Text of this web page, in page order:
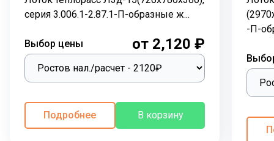
трубопроводы или другие коммуникации внутри
открытого плитой лотка защищены с трех сторон. Для
формирования герметичных каналов, которые не
только препятствуют проникновению влаги, но и
помогают удерживать природный термоизолятор –
воздух, лотки закрываются плитами перекрытия.
Наименование
серия 3.006.1-2.87.1-П-образные ж...
Выбор цены от 2,120 ₽
Подробнее В корзину
-П-